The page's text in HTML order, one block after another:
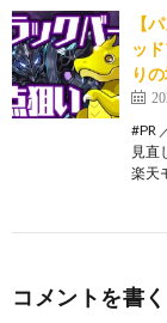
【
ッ
り
#PR
見直
楽天
コメントを書く